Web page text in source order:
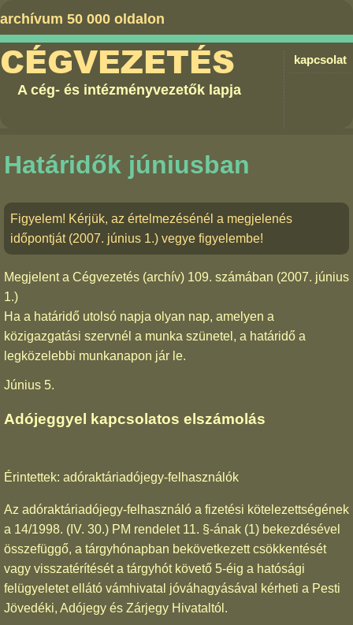
archívum 50 000 oldalon
kapcsolat
CÉGVEZETÉS
A cég- és intézményvezetők lapja
Határidők júniusban
Figyelem! Kérjük, az értelmezésénél a megjelenés
időpontját (2007. június 1.) vegye figyelembe!
Megjelent a Cégvezetés (archív) 109. számában (2007. június
1.)
Ha a határidő utolsó napja olyan nap, amelyen a
közigazgatási szervnél a munka szünetel, a határidő a
legközelebbi munkanapon jár le.
Június 5.
Adójeggyel kapcsolatos elszámolás
Érintettek: adóraktáriadójegy-felhasználók
Az adóraktáriadójegy-felhasználó a fizetési kötelezettségének
a 14/1998. (IV. 30.) PM rendelet 11. §-ának (1) bekezdésével
összefüggő, a tárgyhónapban bekövetkezett csökkentését
vagy visszatérítését a tárgyhót követő 5-éig a hatósági
felügyeletet ellátó vámhivatal jóváhagyásával kérheti a Pesti
Jövedéki, Adójegy és Zárjegy Hivataltól.